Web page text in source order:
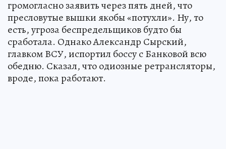
громогласно заявить через пять дней, что
пресловутые вышки якобы «потухли». Ну, то
есть, угроза беспредельщиков будто бы
сработала. Однако Александр Сырский,
главком ВСУ, испортил боссу с Банковой всю
обедню. Сказал, что одиозные ретрансляторы,
вроде, пока работают.